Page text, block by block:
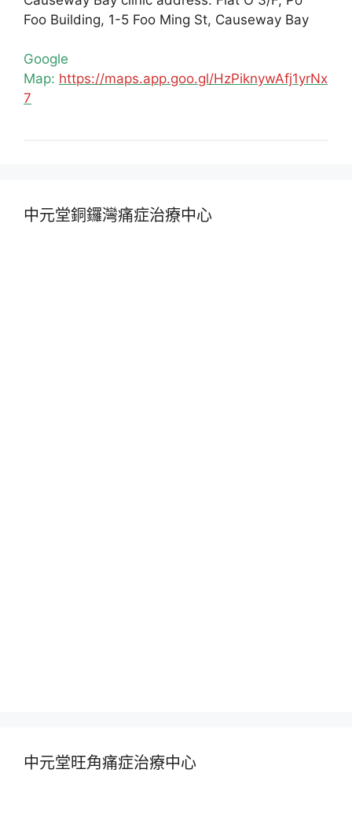
Foo Building, 1-5 Foo Ming St, Causeway Bay
Google
Map: https://maps.app.goo.gl/HzPiknywAfj1yrNx
7
中元堂銅鑼灣痛症治療中心
中元堂旺角痛症治療中心